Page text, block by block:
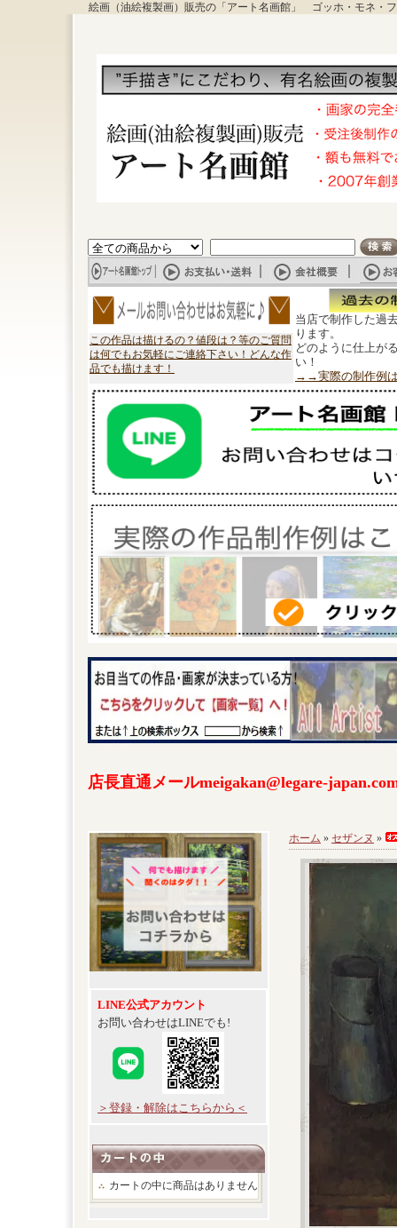
絵画（油絵複製画）販売の「アート名画館」 ゴッホ・モネ・
この作品は描けるの？値段は？等のご質問
は何でもお気軽にご連絡下さい！どんな作
品でも描けます！
当店で制作した過
ります。
どのように仕上が
い！
→→実際の制作例
店長直通メールmeigakan@legare-
LINE公式アカウント
お問い合わせはLINEでも!
＞登録・解除はこちらから＜
カートの中に商品はありません
ホーム » セザンヌ »